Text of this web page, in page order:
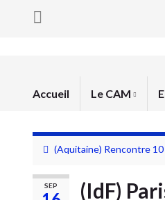
Accueil Le CAM
(Aquitaine) Rencontre
SEP (IdF)